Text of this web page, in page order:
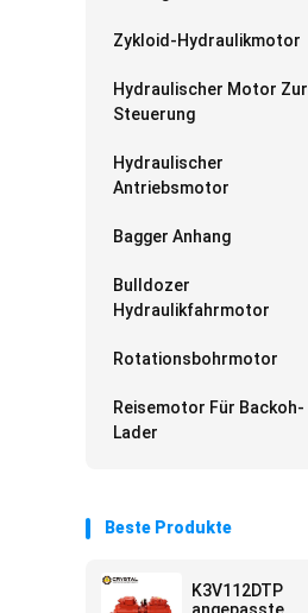
Zykloid-Hydraulikmotor
Hydraulischer Motor Zur
Steuerung
Hydraulischer
Antriebsmotor
Bagger Anhang
Bulldozer
Hydraulikfahrmotor
Rotationsbohrmotor
Reisemotor Für Backoh-
Lader
Beste Produkte
K3V112DTP